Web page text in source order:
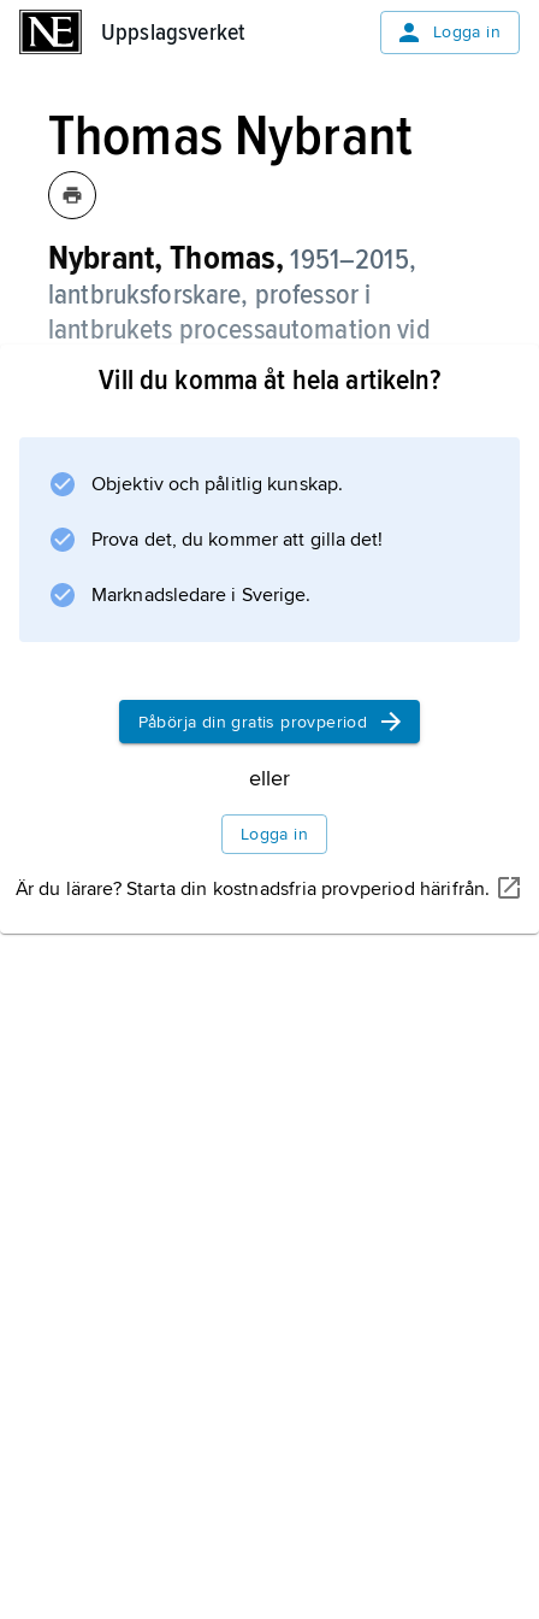
Uppslagsverket Logga in
Thomas Nybrant
Nybrant, Thomas, 1951–2015,
lantbruksforskare, professor i
lantbrukets processautomation vid
Sveriges lantbruksuniversitet, Uppsala,
sedan 1989.
reglerteori för teknisk-biologiska processer
Vill du komma åt hela artikeln?
Objektiv och pålitlig kunskap.
Prova det, du kommer att gilla det!
Marknadsledare i Sverige.
Påbörja din gratis provperiod
eller
Logga in
Är du lärare? Starta din kostnadsfria provperiod härifrån.